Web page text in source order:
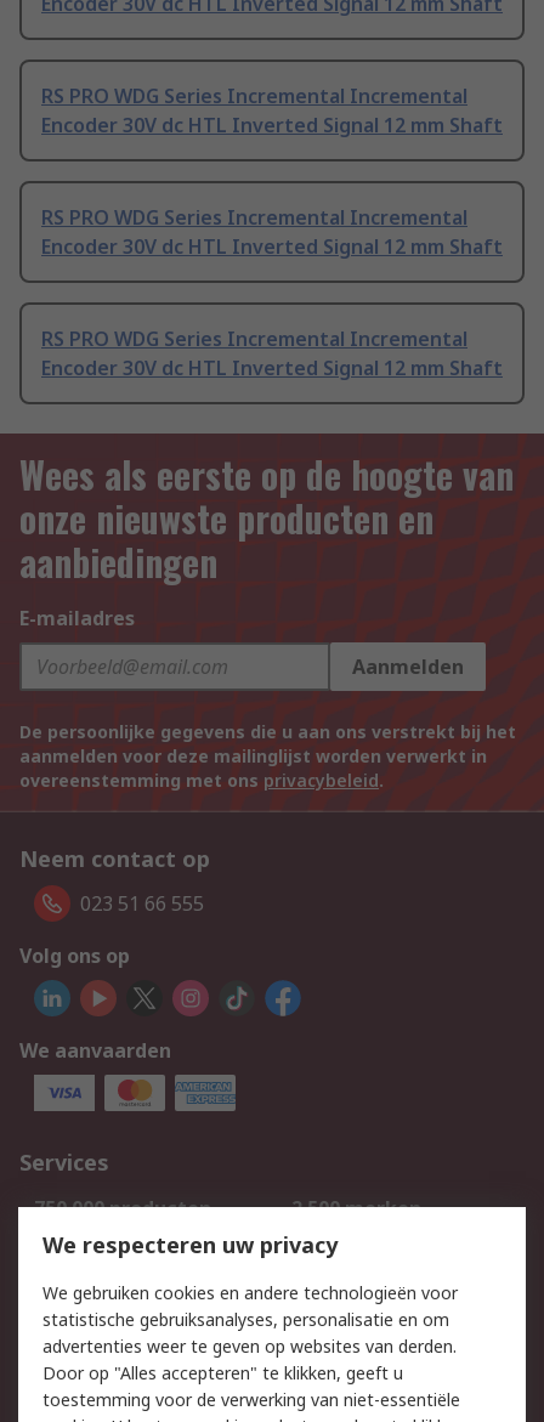
RS PRO WDG Series Incremental Incremental
Encoder 30V dc HTL Inverted Signal 12 mm Shaft
RS PRO WDG Series Incremental Incremental
Encoder 30V dc HTL Inverted Signal 12 mm Shaft
RS PRO WDG Series Incremental Incremental
Encoder 30V dc HTL Inverted Signal 12 mm Shaft
Wees als eerste op de hoogte van
onze nieuwste producten en
aanbiedingen
E-mailadres
Aanmelden
De persoonlijke gegevens die u aan ons verstrekt bij het
aanmelden voor deze mailinglijst worden verwerkt in
overeenstemming met ons privacybeleid.
Neem contact op
023 51 66 555
Volg ons op
We aanvaarden
Services
750.000 producten
2.500 merken
Bestellen
Inkoopoplossingen
Track & Trace
Wettelijk
We respecteren uw privacy
We gebruiken cookies en andere technologieën voor
statistische gebruiksanalyses, personalisatie en om
advertenties weer te geven op websites van derden.
Door op "Alles accepteren" te klikken, geeft u
toestemming voor de verwerking van niet-essentiële